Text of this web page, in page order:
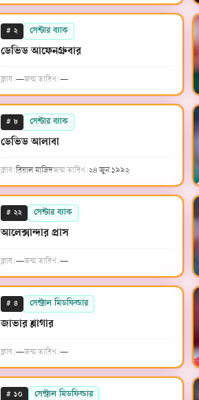
# ২ সেন্টার ব্যাক
ডেভিড আফেনগ্রুবার
ক্লাব:—জন্ম তারিখ:—
# ৮ সেন্টার ব্যাক
ডেভিড আলাবা
ক্লাব:রিয়াল মাদ্রিদজন্ম তারিখ:২৪ জুন ১৯৯২
# ২২ সেন্টার ব্যাক
আলেক্সান্দার প্রাস
ক্লাব:—জন্ম তারিখ:—
# ৪ সেন্ট্রাল মিডফিল্ডার
জাভার শ্লাগার
ক্লাব:—জন্ম তারিখ:—
# ১০ সেন্ট্রাল মিডফিল্ডার